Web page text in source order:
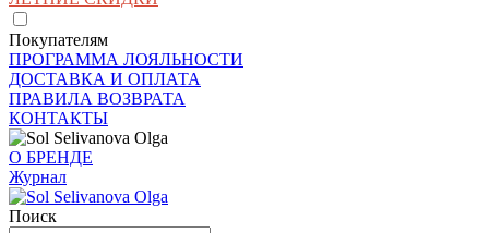
Покупателям
ПРОГРАММА ЛОЯЛЬНОСТИ
ДОСТАВКА И ОПЛАТА
ПРАВИЛА ВОЗВРАТА
КОНТАКТЫ
О БРЕНДЕ
Журнал
Поиск